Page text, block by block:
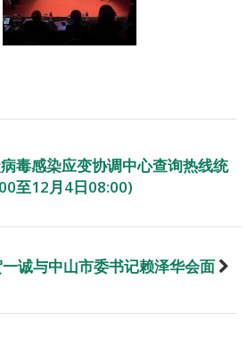
毒感染应变协调中心查询热线统
至12月4日08:00)
诚与中山市委书记赖泽华会面